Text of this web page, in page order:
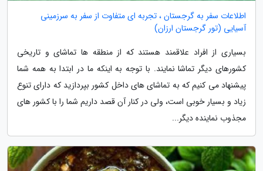
اطلاعات سفر به گرجستان ، تجربه ای متفاوت از سفر به سرزمینی
آسیایی (تور گرجستان ارزان)
بسیاری از افراد علاقمند هستند که از منطقه ها تماشای و تاریخی
کشورهای دیگر تماشا نمایند. با توجه به اینکه ما در ابتدا به همه شما
پیشنهاد می کنیم که به تماشای های داخل کشور بپردازید که دارای تنوع
زیاد و بسیار خوبی است، ولی در کنار آن قصد داریم شما را با کشور های
مجذوب نماینده دیگر...